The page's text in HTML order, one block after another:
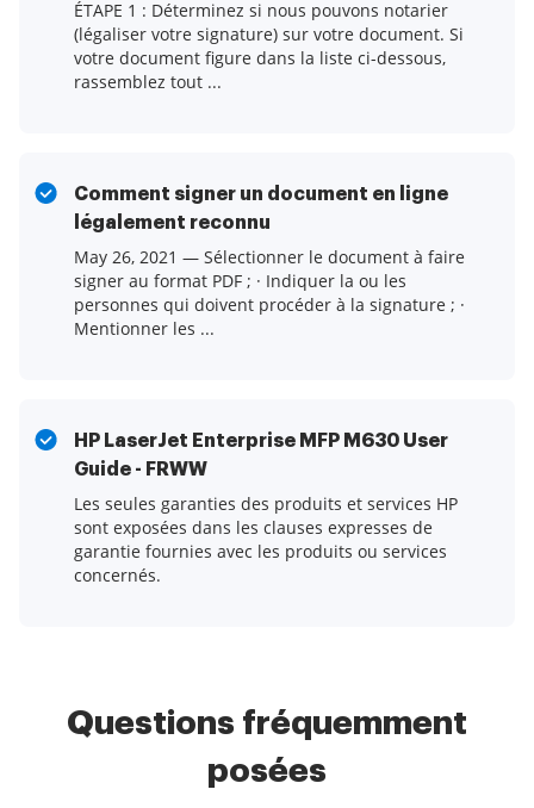
ÉTAPE 1 : Déterminez si nous pouvons notarier
(légaliser votre signature) sur votre document. Si
votre document figure dans la liste ci-dessous,
rassemblez tout ...
Comment signer un document en ligne
légalement reconnu
May 26, 2021 — Sélectionner le document à faire
signer au format PDF ; · Indiquer la ou les
personnes qui doivent procéder à la signature ; ·
Mentionner les ...
HP LaserJet Enterprise MFP M630 User
Guide - FRWW
Les seules garanties des produits et services HP
sont exposées dans les clauses expresses de
garantie fournies avec les produits ou services
concernés.
Questions fréquemment
posées